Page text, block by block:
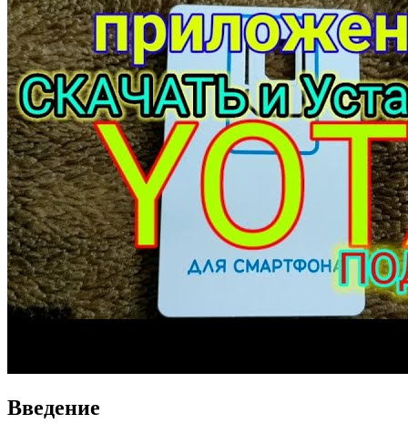
Введение